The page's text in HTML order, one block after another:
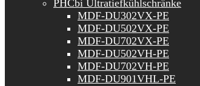
PHCbi Ultratiefkühlschränke
MDF-DU302VX-PE
MDF-DU502VX-PE
MDF-DU702VX-PE
MDF-DU502VH-PE
MDF-DU702VH-PE
MDF-DU901VHL-PE